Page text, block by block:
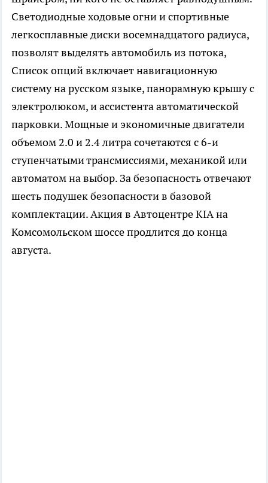
Светодиодные ходовые огни и спортивные
легкосплавные диски восемнадцатого радиуса,
позволят выделять автомобиль из потока,
Список опций включает навигационную
систему на русском языке, панорамную крышу с
электролюком, и ассистента автоматической
парковки. Мощные и экономичные двигатели
объемом 2.0 и 2.4 литра сочетаются с 6-и
ступенчатыми трансмиссиями, механикой или
автоматом на выбор. За безопасность отвечают
шесть подушек безопасности в базовой
комплектации. Акция в Автоцентре KIA на
Комсомольском шоссе продлится до конца
августа.